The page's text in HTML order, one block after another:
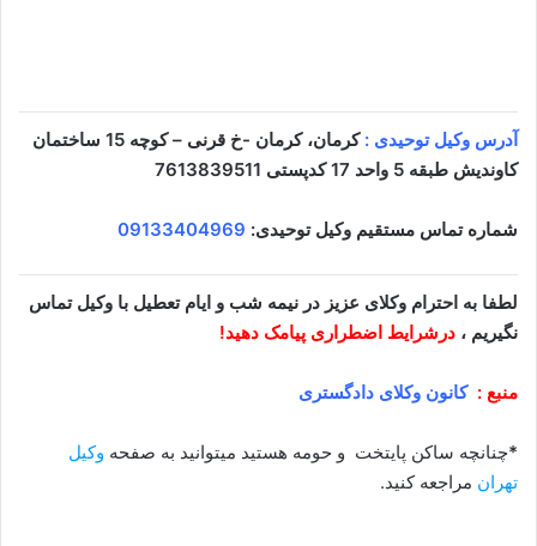
آدرس وکیل توحیدی :
کرمان، کرمان -خ قرنی – کوچه 15 ساختمان
کاوندیش طبقه 5 واحد 17 کدپستی 7613839511
شماره تماس مستقیم وکیل توحیدی:
لطفا به احترام وکلای عزیز در نیمه شب و ایام تعطیل با وکیل تماس
نگیریم ، درشرایط اضطراری پیامک دهید!
منبع : کانون وکلای دادگستری
*چنانچه ساکن پایتخت و حومه هستید میتوانید به صفحه وکیل
تهران مراجعه کنید.